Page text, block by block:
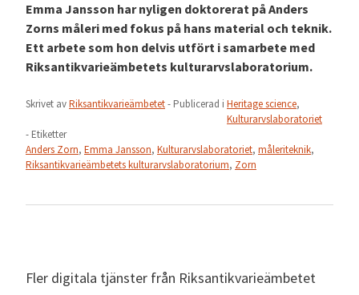
Emma Jansson har nyligen doktorerat på Anders
Zorns måleri med fokus på hans material och teknik.
Ett arbete som hon delvis utfört i samarbete med
Riksantikvarieämbetets kulturarvslaboratorium.
Skrivet avRiksantikvarieämbetet- Publicerad i Heritage science,
Kulturarvslaboratoriet
- Etiketter
Anders Zorn, Emma Jansson, Kulturarvslaboratoriet, måleriteknik,
Riksantikvarieämbetets kulturarvslaboratorium, Zorn
Fler digitala tjänster från Riksantikvarieämbetet